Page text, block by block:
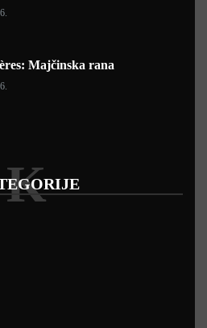
Majčinska rana
K